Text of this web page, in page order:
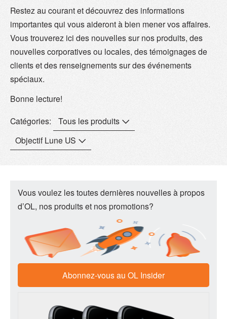
Restez au courant et découvrez des informations
importantes qui vous aideront à bien mener vos affaires.
Vous trouverez ici des nouvelles sur nos produits, des
nouvelles corporatives ou locales, des témoignages de
clients et des renseignements sur des événements
spéciaux.
Bonne lecture!
Catégories:
Tous les produits
Objectif Lune US
Vous voulez les toutes dernières nouvelles à propos
d’OL, nos produits et nos promotions?
Abonnez-vous au OL Insider